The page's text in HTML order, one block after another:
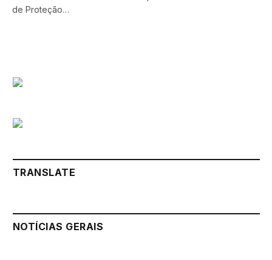
de Proteção…
TRANSLATE
NOTÍCIAS GERAIS